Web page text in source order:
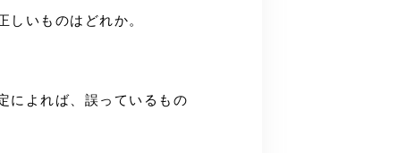
いものはどれか。
によれば、誤っているもの